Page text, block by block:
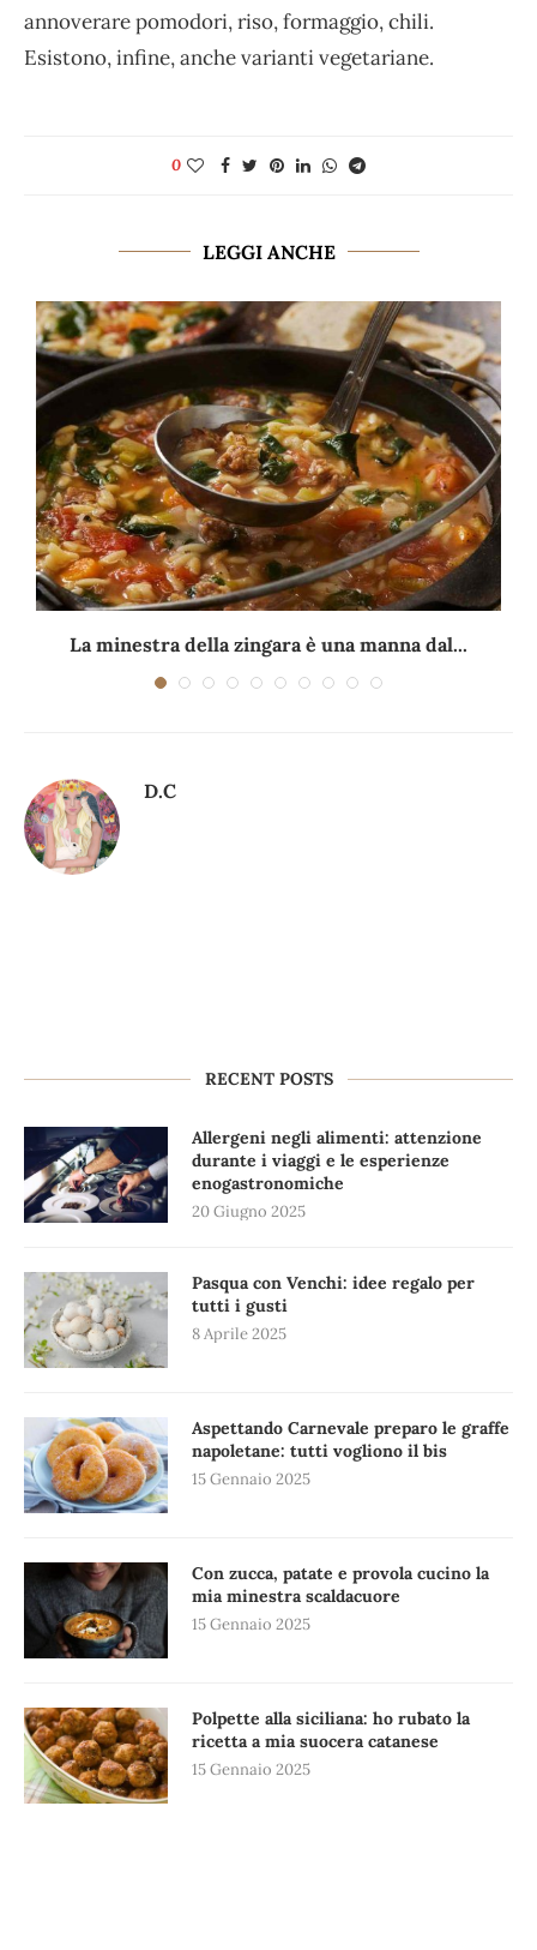
annoverare pomodori, riso, formaggio, chili.
Esistono, infine, anche varianti vegetariane.
0
LEGGI ANCHE
La minestra della zingara è una manna dal...
D.C
RECENT POSTS
Allergeni negli alimenti: attenzione
durante i viaggi e le esperienze
enogastronomiche
20 Giugno 2025
Pasqua con Venchi: idee regalo per
tutti i gusti
8 Aprile 2025
Aspettando Carnevale preparo le graffe
napoletane: tutti vogliono il bis
15 Gennaio 2025
Con zucca, patate e provola cucino la
mia minestra scaldacuore
15 Gennaio 2025
Polpette alla siciliana: ho rubato la
ricetta a mia suocera catanese
15 Gennaio 2025